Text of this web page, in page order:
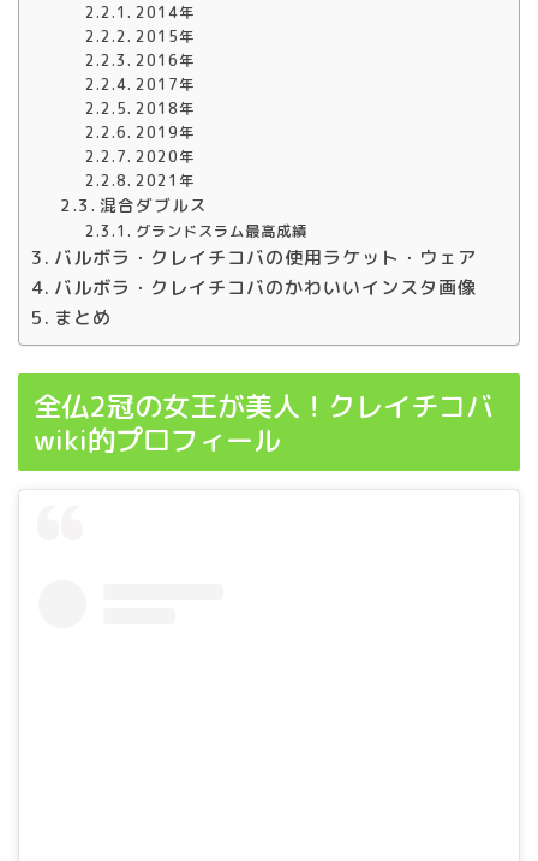
2014年
2015年
2016年
2017年
2018年
2019年
2020年
2021年
混合ダブルス
グランドスラム最高成績
バルボラ・クレイチコバの使用ラケット・ウェア
バルボラ・クレイチコバのかわいいインスタ画像
まとめ
全仏2冠の女王が美人！クレイチコバ
wiki的プロフィール